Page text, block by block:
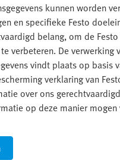
kunnen worden
en specifieke Festo
belang, om de
verbeteren. De verwerking
vindt plaats op basis
verklaring van
over ons
op deze manier mogen